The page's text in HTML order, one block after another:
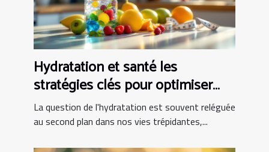
Hydratation et santé les
stratégies clés pour optimiser
votre consommation d'eau au
quotidien
La question de l'hydratation est souvent reléguée
au second plan dans nos vies trépidantes,...